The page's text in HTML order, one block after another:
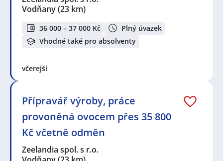
Vodňany(23 km)
36 000 – 37 000 Kč
Plný úvazek
Vhodné také pro absolventy
včerejší
Přípravář výroby, práce
provoněná ovocem přes 35 800
Kč včetně odměn
Zeelandia spol. s r.o.